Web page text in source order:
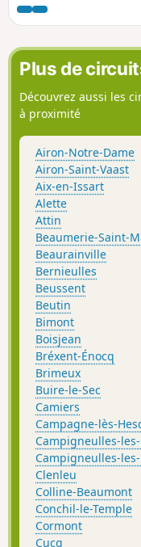
Canche avec au
redescend ensuite
l'on remonte jusqu'à
Plus de
Découvrez aussi les
à proximité
Airon-Notre-Dame
Airon-Saint-Vaast
Aix-en-Issart
Alette
Attin
Beaumerie-Saint-
Beaurainville
Bernieulles
Beussent
Beutin
Bimont
Boisjean
Bréxent-Énocq
Brimeux
Buire-le-Sec
Camiers
Campagne-lès-
Campigneulles-
Campigneulles-
Clenleu
Colline-Beaumont
Conchil-le-Temple
Cormont
Cucq